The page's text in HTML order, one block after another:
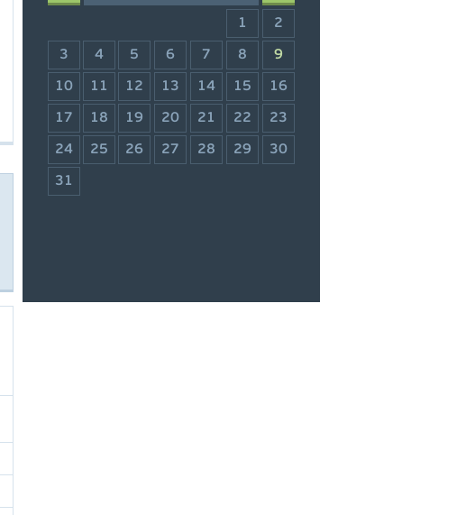
1 2
3 4 5 6 7 8 9
10 11 12 13 14 15 16
17 18 19 20 21 22 23
24 25 26 27 28 29 30
31